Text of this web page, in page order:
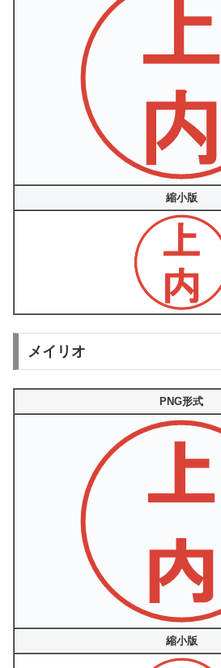
縮小版
メイリオ
PNG形式
縮小版